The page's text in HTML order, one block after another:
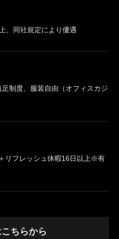
、同社規定により優遇
制度、服装自由（オフィスカジ
リフレッシュ休暇16日以上※有
ちらから